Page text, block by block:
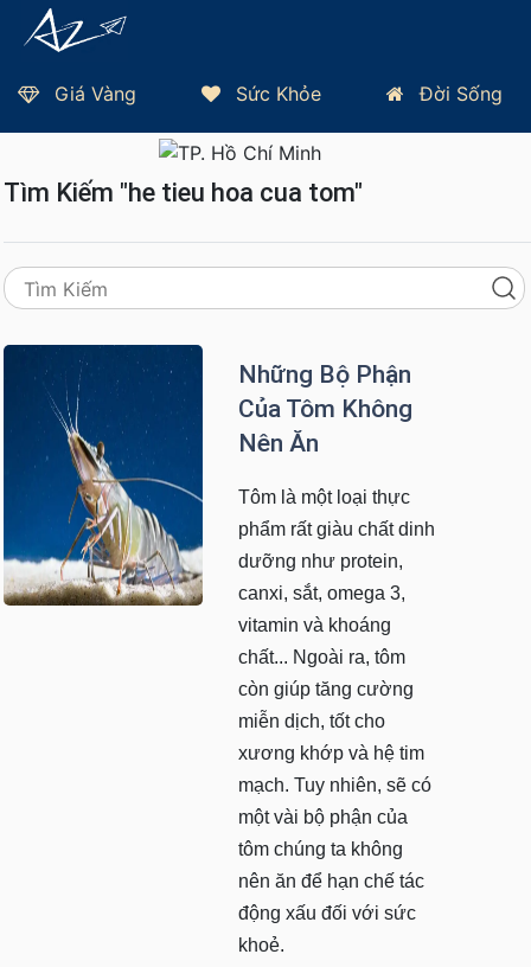
Giá Vàng Sức Khỏe Đời Sống
Trang Chủ
Tìm Kiếm "he tieu hoa cua tom"
Những Bộ Phận
Của Tôm Không
Nên Ăn
Tôm là một loại thực
phẩm rất giàu chất dinh
dưỡng như protein,
canxi, sắt, omega 3,
vitamin và khoáng
chất... Ngoài ra, tôm
còn giúp tăng cường
miễn dịch, tốt cho
xương khớp và hệ tim
mạch. Tuy nhiên, sẽ có
một vài bộ phận của
tôm chúng ta không
nên ăn để hạn chế tác
động xấu đối với sức
khoẻ.